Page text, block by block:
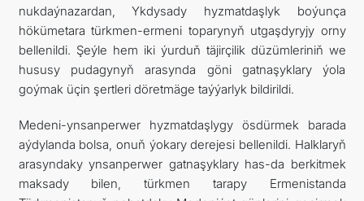
nukdaýnazardan, Ykdysady hyzmatdaşlyk boýunça
hökümetara türkmen-ermeni toparynyň utgaşdyryjy orny
bellenildi. Şeýle hem iki ýurduň täjirçilik düzümleriniň we
hususy pudagynyň arasynda göni gatnaşyklary ýola
goýmak üçin şertleri döretmäge taýýarlyk bildirildi.
Medeni-ynsanperwer hyzmatdaşlygy ösdürmek barada
aýdylanda bolsa, onuň ýokary derejesi bellenildi. Halklaryň
arasyndaky ynsanperwer gatnaşyklary has-da berkitmek
maksady bilen, türkmen tarapy Ermenistanda